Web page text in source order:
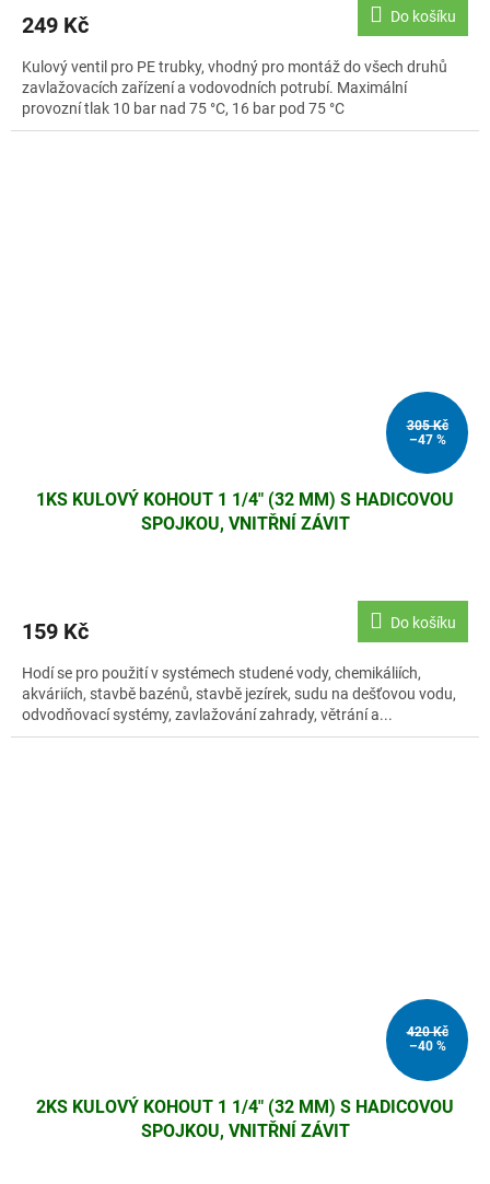
249 Kč Do košíku
Kulový ventil pro PE trubky, vhodný pro montáž do všech druhů
zavlažovacích zařízení a vodovodních potrubí. Maximální
provozní tlak 10 bar nad 75 °C, 16 bar pod 75 °C
305 Kč
–47 %
1KS KULOVÝ KOHOUT 1 1/4" (32 MM) S HADICOVOU
SPOJKOU, VNITŘNÍ ZÁVIT
159 Kč Do košíku
Hodí se pro použití v systémech studené vody, chemikáliích,
akváriích, stavbě bazénů, stavbě jezírek, sudu na dešťovou vodu,
odvodňovací systémy, zavlažování zahrady, větrání a...
420 Kč
–40 %
2KS KULOVÝ KOHOUT 1 1/4" (32 MM) S HADICOVOU
SPOJKOU, VNITŘNÍ ZÁVIT